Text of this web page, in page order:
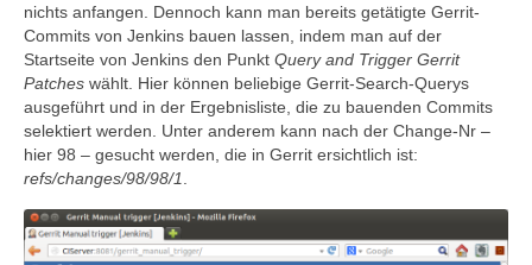
nichts anfangen. Dennoch kann man bereits getätigte Gerrit-
Commits von Jenkins bauen lassen, indem man auf der
Startseite von Jenkins den Punkt Query and Trigger Gerrit
Patches wählt. Hier können beliebige Gerrit-Search-Querys
ausgeführt und in der Ergebnisliste, die zu bauenden Commits
selektiert werden. Unter anderem kann nach der Change-Nr –
hier 98 – gesucht werden, die in Gerrit ersichtlich ist:
refs/changes/98/98/1